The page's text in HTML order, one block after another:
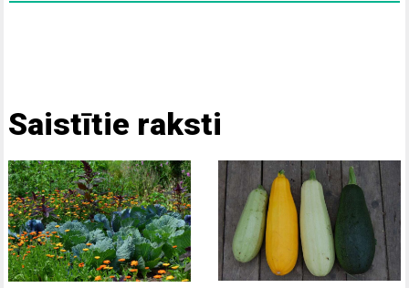
Saistītie raksti